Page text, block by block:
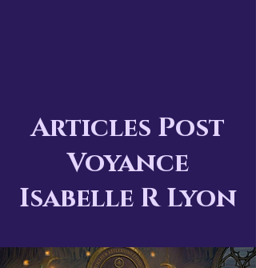
Articles Post
Voyance
Isabelle R Lyon